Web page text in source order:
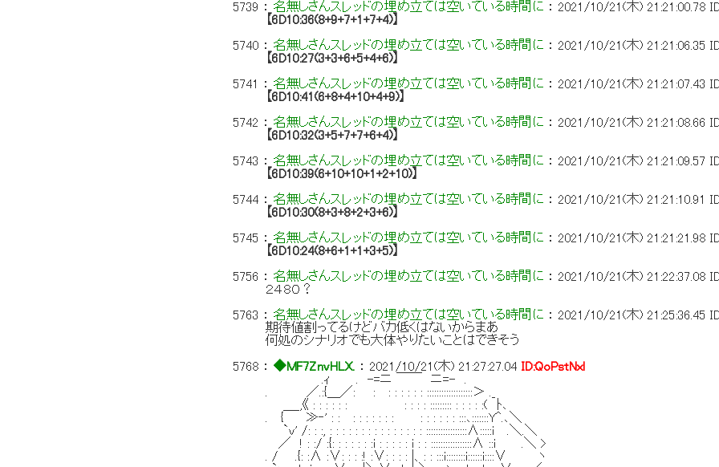
5739 ：名無しさんスレッドの埋め立ては空いている時間に ：2021/10/21(木) 21:21:00.78
【6D10:36(8+9+7+1+7+4)】
5740 ：名無しさんスレッドの埋め立ては空いている時間に ：2021/10/21(木) 21:21:06.35
【6D10:27(3+3+6+5+4+6)】
5741
：名無しさんスレッドの埋め立ては空いている時間に ：2021/10/21(木) 21:21:07.43
【6D10:41(6+8+4+10+4+9)】
5742 ：名無しさんスレッドの埋め立ては空いている時間に ：2021/10/21(木) 21:21:08.66
【6D10:32(3+5+7+7+6+4)】
5743 ：名無しさんスレッドの埋め立ては空いている時間に ：2021/10/21(木) 21:21:09.57
【6D10:39(6+10+10+1+2+10)】
5744 ：名無しさんスレッドの埋め立ては空いている時間に ：2021/10/21(木) 21:21:10.91
【6D10:30(8+3+8+2+3+6)】
5745 ：名無しさんスレッドの埋め立ては空いている時間に ：2021/10/21(木) 21:21:21.98
【6D10:24(8+6+1+1+3+5)】
5756 ：名無しさんスレッドの埋め立ては空いている時間に ：2021/10/21(木) 21:22:37.08
２４８０？
5763 ：名無しさんスレッドの埋め立ては空いている時間に ：2021/10/21(木) 21:25:36.45
期待値割ってるけどバカ低くはないからまあ
何処のシナリオでも大体やりたいことはできそう
5768 ：◆MF7ZnvHLX. ：2021/10/21(木) 21:27:27.04 ID:QoPstNxl
.ｨ . -=ニ ￣￣ ニ=- .
. ／.:{＿／: : : : : : : : :::::::::::::::::::＞ ._
＿_,《 : : : : : : : : : : ::::::::: : : : : :( ﾄ､
. { ≫‐' : : : : : : : : : : : : : : : :::､:::::::Y^.､＼
`v' /: : :, : : : : : : : : : : : : : : : :::::::::::::::::∧:::::i .＼.＼
／ ! : :/ :{: : : : : : :i : : : : : i : : :::::::::::::::::∧ ::i .＼ >
. / .{: :∧ :∨: : : :! :∨: : : : |、: : :::i::::::::i::::::i::::∨ ヽ